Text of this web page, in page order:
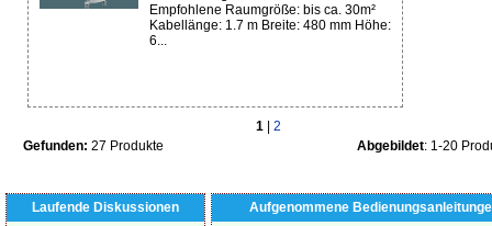
Empfohlene Raumgröße: bis ca. 30m²
Kabellänge: 1.7 m Breite: 480 mm Höhe:
6...
1
2
Gefunden: 27 Produkte Abgebildet: 1-20
Laufende Diskussionen
Aufgenommene